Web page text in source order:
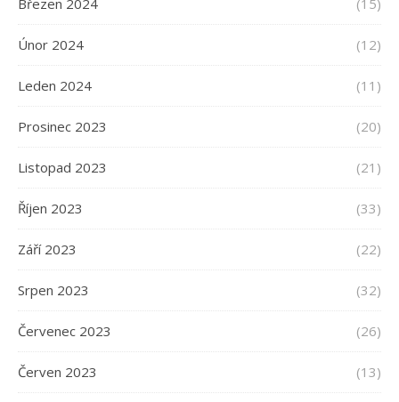
Únor 2024 (12)
Leden 2024 (11)
Prosinec 2023 (20)
Listopad 2023 (21)
Říjen 2023 (33)
Září 2023 (22)
Srpen 2023 (32)
Červenec 2023 (26)
Červen 2023 (13)